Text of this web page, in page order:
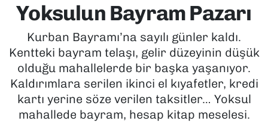
Yoksulun Bayram Pazarı
Kurban Bayramı’na sayılı günler kaldı.
Kentteki bayram telaşı, gelir düzeyinin düşük
olduğu mahallelerde bir başka yaşanıyor.
Kaldırımlara serilen ikinci el kıyafetler, kredi
kartı yerine söze verilen taksitler… Yoksul
mahallede bayram, hesap kitap meselesi.
EKONOMİ
KÜLTÜR SANAT
MAGAZİN
POLİTİKA
Tüm Manşetler
Son Dakika Haberleri
Haber Arşivi